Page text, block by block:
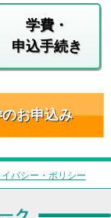
学費・
申込手続き
お申込み
イバシー・ポリシー